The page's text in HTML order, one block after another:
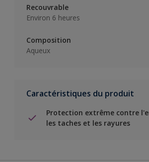
Recouvrable
Environ 6 heures
Composition
Aqueux
Caractéristiques du produit
Protection extrême contre
les taches et les rayures